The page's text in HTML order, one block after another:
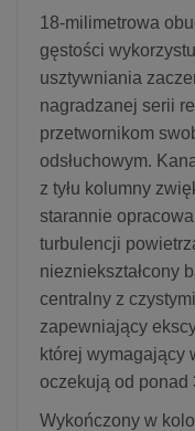
18-milimetrowa
gęstości
usztywniania
nagradzanej serii
przetwornikom
odsłuchowym.
z tyłu kolumny
starannie
turbulencji
niezniekształcony
centralny z
zapewniający
której wymagający
oczekują od ponad
Wykończony w